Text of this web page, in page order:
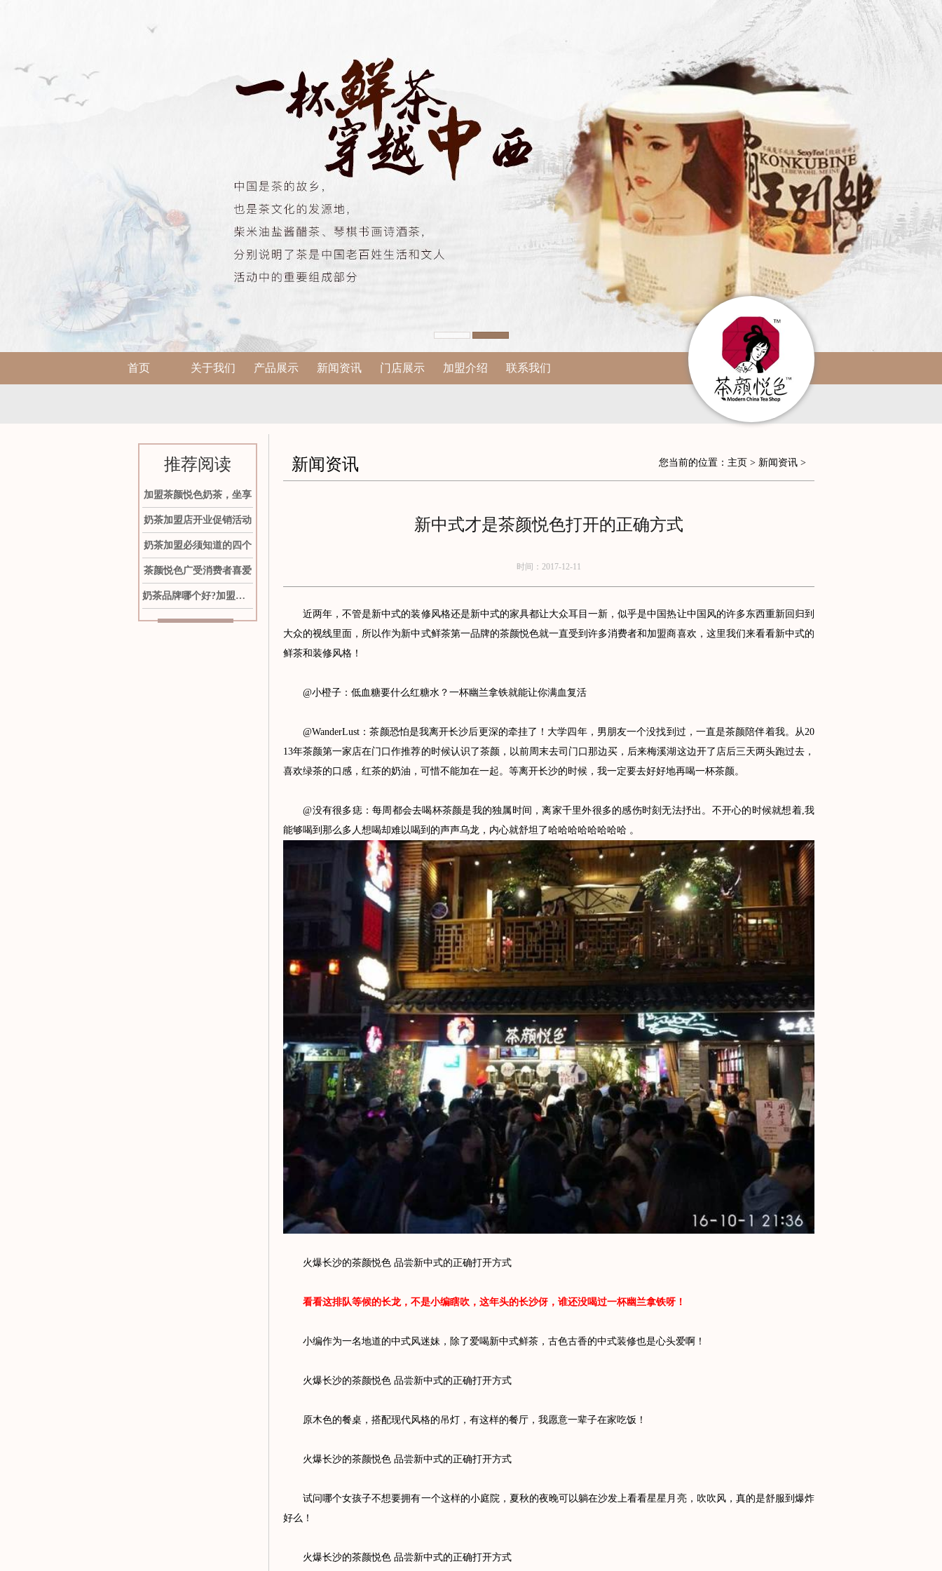
首页 关于我们 产品展示 新闻资讯 门店展示 加盟介绍 联系我们
推荐阅读
加盟茶颜悦色奶茶，坐享
奶茶加盟店开业促销活动
奶茶加盟必须知道的四个
茶颜悦色广受消费者喜爱
奶茶品牌哪个好?加盟茶颜
新闻资讯 您当前的位置： 主页 > 新闻资讯 >
新中式才是茶颜悦色打开的正确方式
时间：2017-12-11
近两年，不管是新中式的装修风格还是新中式的家具都让大众耳目一新，似乎是中国热让中国风的许多东西重新回归到
大众的视线里面，所以作为新中式鲜茶第一品牌的茶颜悦色就一直受到许多消费者和加盟商喜欢，这里我们来看看新中式的
鲜茶和装修风格！
@小橙子：低血糖要什么红糖水？一杯幽兰拿铁就能让你满血复活
@WanderLust：茶颜恐怕是我离开长沙后更深的牵挂了！大学四年，男朋友一个没找到过，一直是茶颜陪伴着我。从20
13年茶颜第一家店在门口作推荐的时候认识了茶颜，以前周末去司门口那边买，后来梅溪湖这边开了店后三天两头跑过去，
喜欢绿茶的口感，红茶的奶油，可惜不能加在一起。等离开长沙的时候，我一定要去好好地再喝一杯茶颜。
@没有很多痣：每周都会去喝杯茶颜是我的独属时间，离家千里外很多的感伤时刻无法抒出。不开心的时候就想着,我
能够喝到那么多人想喝却难以喝到的声声乌龙，内心就舒坦了哈哈哈哈哈哈哈哈 。
火爆长沙的茶颜悦色 品尝新中式的正确打开方式
看看这排队等候的长龙，不是小编瞎吹，这年头的长沙伢，谁还没喝过一杯幽兰拿铁呀！
小编作为一名地道的中式风迷妹，除了爱喝新中式鲜茶，古色古香的中式装修也是心头爱啊！
火爆长沙的茶颜悦色 品尝新中式的正确打开方式
原木色的餐桌，搭配现代风格的吊灯，有这样的餐厅，我愿意一辈子在家吃饭！
火爆长沙的茶颜悦色 品尝新中式的正确打开方式
试问哪个女孩子不想要拥有一个这样的小庭院，夏秋的夜晚可以躺在沙发上看看星星月亮，吹吹风，真的是舒服到爆炸
好么！
火爆长沙的茶颜悦色 品尝新中式的正确打开方式